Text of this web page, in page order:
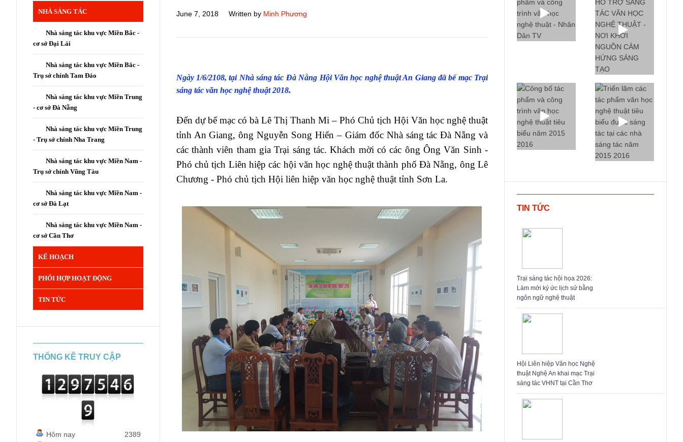
June 7, 2018 Written by Minh Phương
Ngày 1/6/2108, tại Nhà sáng tác Đà Nẵng Hội Văn học nghệ thuật An Giang đã bế mạc Trại
sáng tác văn học nghệ thuật 2018.
Đến dự bế mạc có bà Lê Thị Thanh Mi – Phó Chủ tịch Hội Văn học nghệ thuật
tỉnh An Giang, ông Nguyễn Song Hiển – Giám đốc Nhà sáng tác Đà Nẵng và
các thành viên tham gia Trại sáng tác. Khách mời có các ông Ông Văn Sinh -
Phó chủ tịch Liên hiệp các hội văn học nghệ thuật thành phố Đà Nẵng, ông Lê
Chương - Phó chủ tịch Hội liên hiệp văn học nghệ thuật tỉnh Sơn La.
TIN TỨC
Trại sáng tác hội họa 2026:
Làm mới ký ức lịch sử bằng
ngôn ngữ nghệ thuật
Hội Liên hiệp Văn học Nghệ
thuật Nghệ An khai mạc Trại
sáng tác VHNT tại Cần Thơ
NHÀ SÁNG TÁC
Nhà sáng tác khu vực Miền Bắc -
cơ sở Đại Lải
Nhà sáng tác khu vực Miền Băc -
Trụ sở chính Tam Đảo
Nhà sáng tác khu vực Miền Trung
- cơ sở Đà Nẵng
Nhà sáng tác khu vực Miền Trung
- Trụ sở chính Nha Trang
Nhà sáng tác khu vực Miền Nam -
Trụ sở chính Vũng Tàu
Nhà sáng tác khu vực Miền Nam -
cơ sở Đà Lạt
Nhà sáng tác khu vực Miền Nam -
cơ sở Cần Thơ
KẾ HOẠCH
PHỐI HỢP HOẠT ĐỘNG
TIN TỨC
THỐNG KÊ TRUY CẬP
Hôm nay
2389